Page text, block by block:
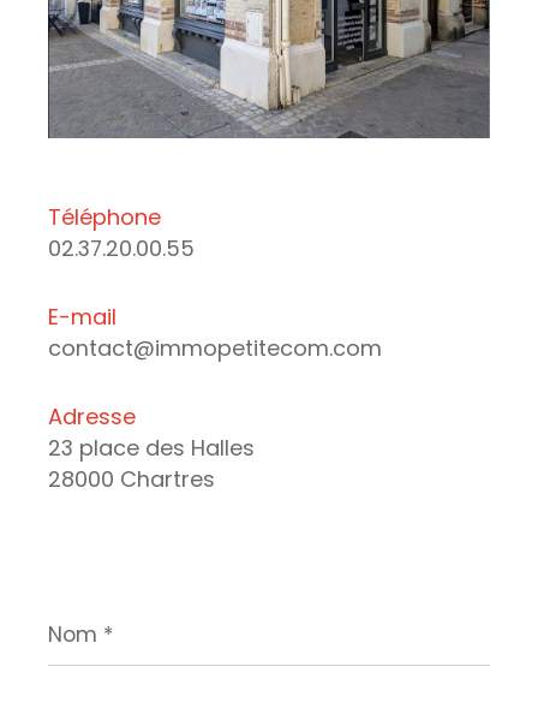
Téléphone
02.37.20.00.55
E-mail
contact@immopetitecom.com
Adresse
23 place des Halles
28000 Chartres
*